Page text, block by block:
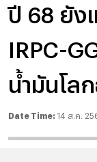
ปี 68 ยัง
IRPC-
น้ำมันโล
Date Time: 14 ส.ค.